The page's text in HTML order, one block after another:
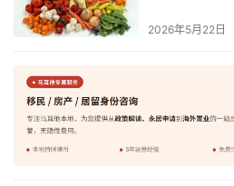
2026年5月22日